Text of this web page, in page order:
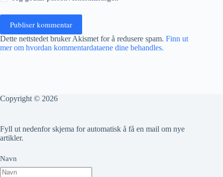
Publiser kommentar
Dette nettstedet bruker Akismet for å redusere spam. Finn ut
mer om hvordan kommentardataene dine behandles.
Copyright © 2026
Fyll ut nedenfor skjema for automatisk å få en mail om nye
artikler.
Navn